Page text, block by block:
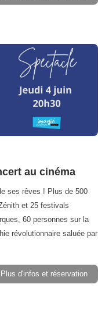
au cinéma
ses rêves ! Plus de 500
et 25 festivals
60 personnes sur la
révolutionnaire saluée par
Plus d'infos et réservation